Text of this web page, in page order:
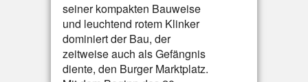
seiner kompakten Bauweise
und leuchtend rotem Klinker
dominiert der Bau, der
zeitweise auch als Gefängnis
diente, den Burger Marktplatz.